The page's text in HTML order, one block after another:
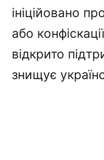
ініційовано
або
відкрито
знищує